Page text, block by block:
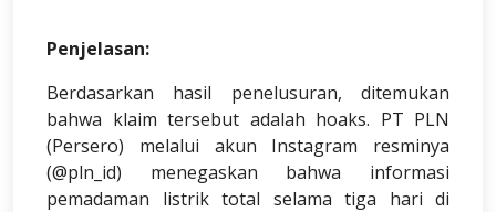
Penjelasan:
Berdasarkan hasil penelusuran, ditemukan
bahwa klaim tersebut adalah hoaks. PT PLN
(Persero) melalui akun Instagram resminya
(@pln_id) menegaskan bahwa informasi
pemadaman listrik total selama tiga hari di